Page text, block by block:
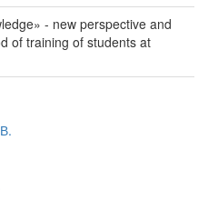
- new perspective and
of training of students at